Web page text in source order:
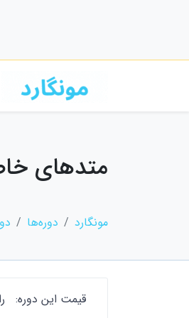
متدهای
مونگارد دوره‌ها
قیمت این دوره: